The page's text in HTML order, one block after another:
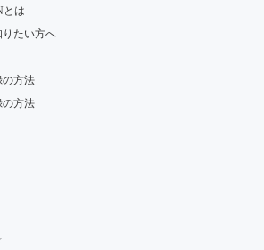
とは
りたい方へ
の方法
の方法